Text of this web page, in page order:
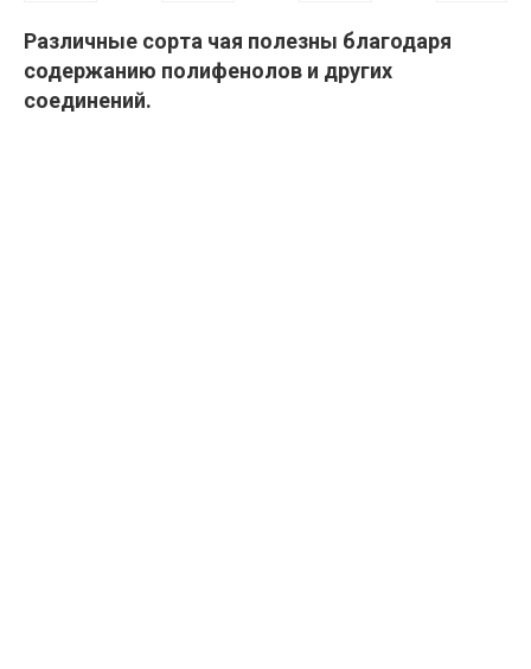
Различные сорта чая полезны благодаря
содержанию полифенолов и других
соединений.